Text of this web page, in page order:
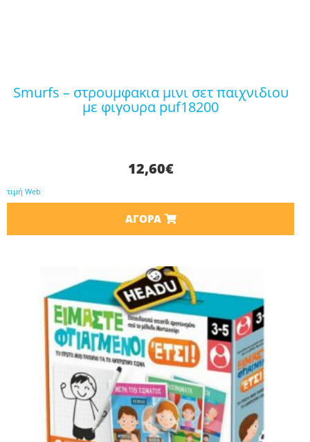
smurfs – στρουμφακια μινι σετ παιχνιδιου
με φιγουρα puf18200
12,60€
τιμή Web
ΑΓΟΡΆ